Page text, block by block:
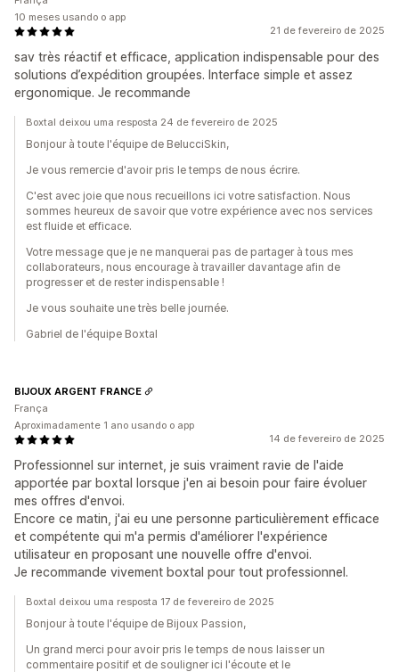
21 de fevereiro de 2025
sav très réactif et efficace, application indispensable pour des
solutions d’expédition groupées. Interface simple et assez
ergonomique. Je recommande
10 meses usando o app
Boxtal deixou uma resposta 24 de fevereiro de 2025
Bonjour à toute l'équipe de BelucciSkin,
Je vous remercie d'avoir pris le temps de nous écrire.
C'est avec joie que nous recueillons ici votre satisfaction. Nous
sommes heureux de savoir que votre expérience avec nos services
est fluide et efficace.
Votre message que je ne manquerai pas de partager à tous mes
collaborateurs, nous encourage à travailler davantage afin de
progresser et de rester indispensable !
Je vous souhaite une très belle journée.
Gabriel de l'équipe Boxtal
14 de fevereiro de 2025
Professionnel sur internet, je suis vraiment ravie de l'aide
apportée par boxtal lorsque j'en ai besoin pour faire évoluer
mes offres d'envoi.
Encore ce matin, j'ai eu une personne particulièrement efficace
et compétente qui m'a permis d'améliorer l'expérience
utilisateur en proposant une nouvelle offre d'envoi.
Je recommande vivement boxtal pour tout professionnel.
BIJOUX ARGENT FRANCE
França
Aproximadamente 1 ano usando o app
Boxtal deixou uma resposta 17 de fevereiro de 2025
Bonjour à toute l'équipe de Bijoux Passion,
Un grand merci pour avoir pris le temps de nous laisser un
commentaire positif et de souligner ici l'écoute et le